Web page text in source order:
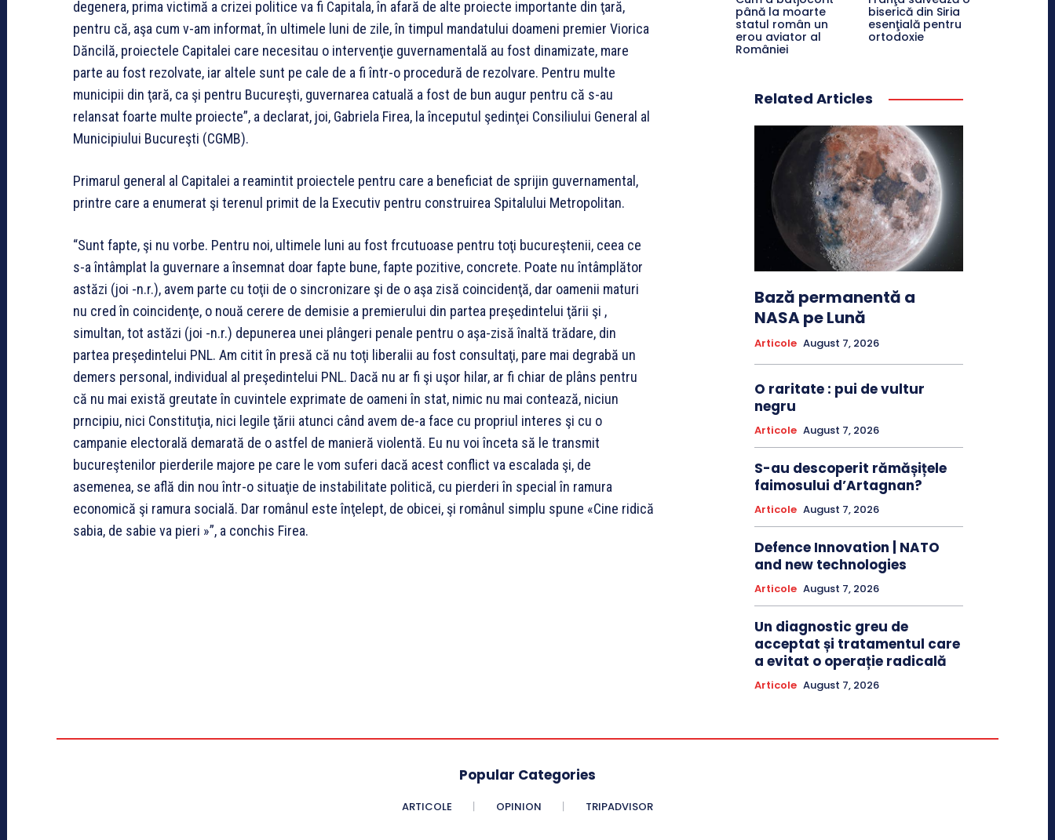
degenera, prima victimă a crizei politice va fi Capitala, în afară de alte proiecte importante din ţară,
pentru că, aşa cum v-am informat, în ultimele luni de zile, în timpul mandatului doameni premier Viorica
Dăncilă, proiectele Capitalei care necesitau o intervenţie guvernamentală au fost dinamizate, mare
parte au fost rezolvate, iar altele sunt pe cale de a fi într-o procedură de rezolvare. Pentru multe
municipii din ţară, ca şi pentru Bucureşti, guvernarea catuală a fost de bun augur pentru că s-au
relansat foarte multe proiecte”, a declarat, joi, Gabriela Firea, la începutul şedinţei Consiliului General al
Municipiului Bucureşti (CGMB).
Primarul general al Capitalei a reamintit proiectele pentru care a beneficiat de sprijin guvernamental,
printre care a enumerat şi terenul primit de la Executiv pentru construirea Spitalului Metropolitan.
“Sunt fapte, şi nu vorbe. Pentru noi, ultimele luni au fost frcutuoase pentru toţi bucureştenii, ceea ce
s-a întâmplat la guvernare a însemnat doar fapte bune, fapte pozitive, concrete. Poate nu întâmplător
astăzi (joi -n.r.), avem parte cu toţii de o sincronizare şi de o aşa zisă coincidenţă, dar oamenii maturi
nu cred în coincidenţe, o nouă cerere de demisie a premierului din partea preşedintelui ţării şi ,
simultan, tot astăzi (joi -n.r.) depunerea unei plângeri penale pentru o aşa-zisă înaltă trădare, din
partea preşedintelui PNL. Am citit în presă că nu toţi liberalii au fost consultaţi, pare mai degrabă un
demers personal, individual al preşedintelui PNL. Dacă nu ar fi şi uşor hilar, ar fi chiar de plâns pentru
că nu mai există greutate în cuvintele exprimate de oameni în stat, nimic nu mai contează, niciun
prncipiu, nici Constituţia, nici legile ţării atunci când avem de-a face cu propriul interes şi cu o
campanie electorală demarată de o astfel de manieră violentă. Eu nu voi înceta să le transmit
bucureştenilor pierderile majore pe care le vom suferi dacă acest conflict va escalada şi, de
asemenea, se află din nou într-o situaţie de instabilitate politică, cu pierderi în special în ramura
economică şi ramura socială. Dar românul este înţelept, de obicei, şi românul simplu spune «Cine ridică
sabia, de sabie va pieri »”, a conchis Firea.
până la moarte
statul român un
erou aviator al
României
biserică din Siria
esenţială pentru
ortodoxie
Related Articles
Bază permanentă a
NASA pe Lună
Articole August 7, 2026
O raritate : pui de vultur
negru
Articole August 7, 2026
S-au descoperit rămășițele
faimosului d’Artagnan?
Articole August 7, 2026
Defence Innovation | NATO
and new technologies
Articole August 7, 2026
Un diagnostic greu de
acceptat și tratamentul care
a evitat o operație radicală
Articole August 7, 2026
Popular Categories
ARTICOLE OPINION TRIPADVISOR